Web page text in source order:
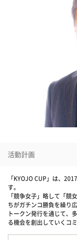
活動計画
「KYOJO CUP」は、
す。
「競争女子」略して「競
ちがガチンコ勝負を繰り
トークン発行を通じて、
る機会を創出していくコ